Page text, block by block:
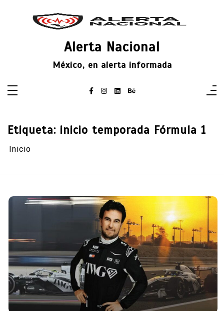
Alerta Nacional
México, en alerta informada
Etiqueta: inicio temporada Fórmula 1
Inicio